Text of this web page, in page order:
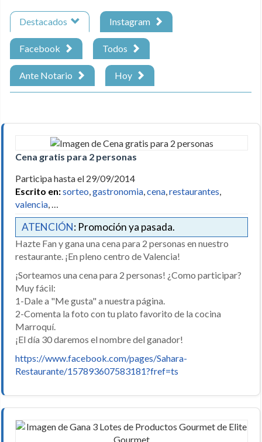
Destacados Instagram
Facebook Todos
Ante Notario Hoy
Cena gratis para 2 personas
Participa hasta el 29/09/2014
Escrito en:sorteo,gastronomia,cena,restaurantes,
valencia, …
ATENCIÓN: Promoción ya pasada.
Hazte Fan y gana una cena para 2 personas en nuestro
restaurante. ¡En pleno centro de Valencia!
¡Sorteamos una cena para 2 personas! ¿Como participar?
Muy fácil:
1-Dale a "Me gusta" a nuestra página.
2-Comenta la foto con tu plato favorito de la cocina
Marroquí.
¡El día 30 daremos el nombre del ganador!
https://www.facebook.com/pages/Sahara-
Restaurante/157893607583181?fref=ts